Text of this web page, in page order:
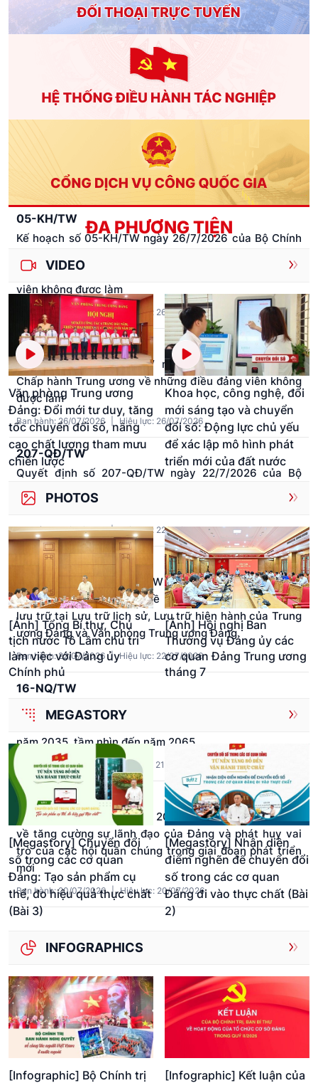
Kết luận số 76-KL/TW ngày 28/7/2026 Hội nghị lần thứ
ba Ban Chấp hành Trung ương Đảng khoá XIV về tiếp
tục hoàn thiện, vận hành hiệu quả mô hình tổ chức
tổng thể của hệ thống chính trị, mô hình chính quyền
Ban hành: 28/07/2026 | Hiệu lực: 28/07/2026
Quy định số 208-QĐ/TW ngày 26/7/2026 của Ban
Chấp hành Trung ương Đảng về thi hành Điều lệ Đảng
Ban hành: 26/07/2026 | Hiệu lực: 26/07/2026
05-KH/TW
Kế hoạch số 05-KH/TW ngày 26/7/2026 của Bộ Chính
của Ban Chấp hành Trung ương về những điều đảng
viên không được làm
Ban hành: 26/07/2026 | Hiệu lực: 26/07/2026
207-NQ/TW
Quy định số 207-NQ/TW ngày 26/7/2026 của Ban
Chấp hành Trung ương về những điều đảng viên không
được làm
Ban hành: 26/07/2026 Hiệu lực: 26/07/2026
207-QĐ/TW
Quyết định số 207-QĐ/TW ngày 22/7/2026 của Bộ
Chính trị thành lập Ban Chỉ đạo Trung ương về tổng kết
thực tiễn và nghiên cứu sửa đổi, bổ sung Điều lệ Đảng
Ban hành: 22/07/2026 | Hiệu lực: 22/07/2026
351-QĐ/VPTW
Quy định số 351-QĐ/VPTW ngày 22/7/2026 của Văn
phòng Trung ương Đảng về khai thác, sử dụng tài liệu
lưu trữ tại Lưu trữ lịch sử, Lưu trữ hiện hành của Trung
ương Đảng và Văn phòng Trung ương Đảng
Ban hành: 22/07/2026 | Hiệu lực: 22/07/2026
16-NQ/TW
Nghị quyết số 16-NQ/TW ngày 21/7/2026 của Bộ Chính
trị về xây dựng và phát triển thành phố Đồng Nai đến
năm 2035, tầm nhìn đến năm 2065
Ban hành: 21/07/2026 | Hiệu lực: 21/07/2026
11-CT/TW
Chỉ thị số 11-CT/TW ngày 20/7/2026 của Bộ Chính trị
về tăng cường sự lãnh đạo của Đảng và phát huy vai
trò của các hội quần chúng trong giai đoạn phát triển
mới
Ban hành: 20/07/2026 | Hiệu lực: 20/07/2026
ĐA PHƯƠNG TIỆN
VIDEO
Văn phòng Trung ương
Đảng: Đổi mới tư duy, tăng
tốc chuyển đổi số, nâng
cao chất lượng tham mưu
chiến lược
Khoa học, công nghệ, đổi
mới sáng tạo và chuyển
đổi số: Động lực chủ yếu
để xác lập mô hình phát
triển mới của đất nước
PHOTOS
[Ảnh] Tổng Bí thư, Chủ
tịch nước Tô Lâm chủ trì
làm việc với Đảng ủy
Chính phủ
[Ảnh] Hội nghị Ban
Thường vụ Đảng ủy các
cơ quan Đảng Trung ương
tháng 7
MEGASTORY
[Megastory] Chuyển đổi
số trong các cơ quan
Đảng: Tạo sản phẩm cụ
thể, đo hiệu quả thực chất
(Bài 3)
[Megastory] Nhận diện
điểm nghẽn để chuyển đổi
số trong các cơ quan
Đảng đi vào thực chất (Bài
2)
INFOGRAPHICS
[Infographic] Bộ Chính trị
[Infographic] Kết luận của